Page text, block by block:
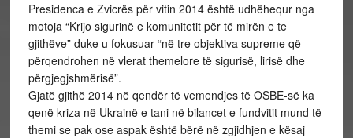
Presidenca e Zvicrës për vitin 2014 është udhëhequr nga
motoja “Krijo sigurinë e komunitetit për të mirën e te
gjithëve” duke u fokusuar “në tre objektiva supreme që
përqendrohen në vlerat themelore të sigurisë, lirisë dhe
përgjegjshmërisë”.
Gjatë gjithë 2014 në qendër të vemendjes të OSBE-së ka
qenë kriza në Ukrainë e tani në bilancet e fundvitit mund të
themi se pak ose aspak është bërë në zgjidhjen e kësaj